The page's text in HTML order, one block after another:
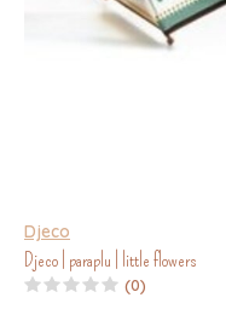
Djeco
Djeco | paraplu | little flowers
(0)